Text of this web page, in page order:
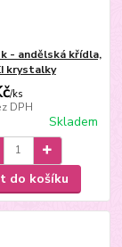
- andělská křídla,
krystalky
/ks
DPH
Skladem
do košíku